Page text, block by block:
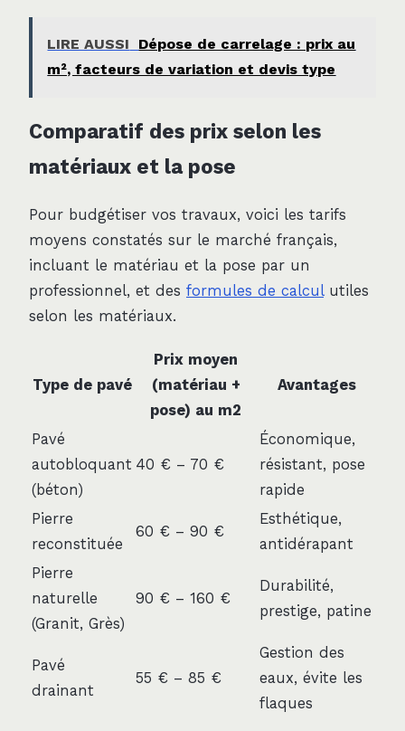
LIRE AUSSI
Dépose de carrelage : prix au
m², facteurs de variation et devis type
Comparatif des prix selon les
matériaux et la pose
Pour budgétiser vos travaux, voici les tarifs
moyens constatés sur le marché français,
incluant le matériau et la pose par un
professionnel, et des formules de calculutiles
selon les matériaux.
Type de pavé
Prix moyen
(matériau +
pose) au m2
Avantages
Pavé
autobloquant
(béton)
40 € – 70 €
Économique,
résistant, pose
rapide
Pierre
reconstituée
60 € – 90 €
Esthétique,
antidérapant
Pierre
naturelle
(Granit, Grès)
90 € – 160 €
Durabilité,
prestige, patine
Pavé
drainant
55 € – 85 €
Gestion des
eaux, évite les
flaques